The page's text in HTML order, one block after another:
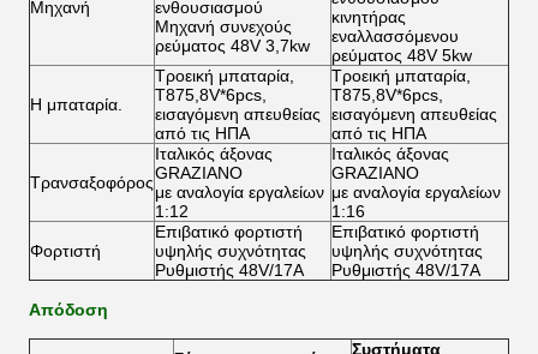
Μηχανή
ενθουσιασμού
Μηχανή συνεχούς
ρεύματος 48V 3,7kw
κινητήρας
εναλλασσόμενου
ρεύματος 48V 5kw
Η μπαταρία.
Τροεική μπαταρία,
T875,8V*6pcs,
εισαγόμενη απευθείας
από τις ΗΠΑ
Τροεική μπαταρία,
T875,8V*6pcs,
εισαγόμενη απευθείας
από τις ΗΠΑ
Τρανσαξοφόρος
Ιταλικός άξονας
GRAZIANO
με αναλογία εργαλείων
1:12
Ιταλικός άξονας
GRAZIANO
με αναλογία εργαλείων
1:16
Φορτιστή
Επιβατικό φορτιστή
υψηλής συχνότητας
Ρυθμιστής 48V/17A
Επιβατικό φορτιστή
υψηλής συχνότητας
Ρυθμιστής 48V/17A
Απόδοση
Συστήματα